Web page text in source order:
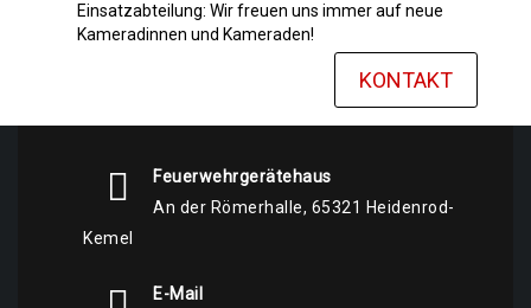
Einsatzabteilung: Wir freuen uns immer auf neue
Kameradinnen und Kameraden!
KONTAKT
Feuerwehrgerätehaus
An der Römerhalle, 65321 Heidenrod-
Kemel
E-Mail